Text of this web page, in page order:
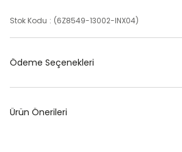
Stok Kodu (6Z8549-13002-INX04)
Ödeme Seçenekleri
Ürün Önerileri